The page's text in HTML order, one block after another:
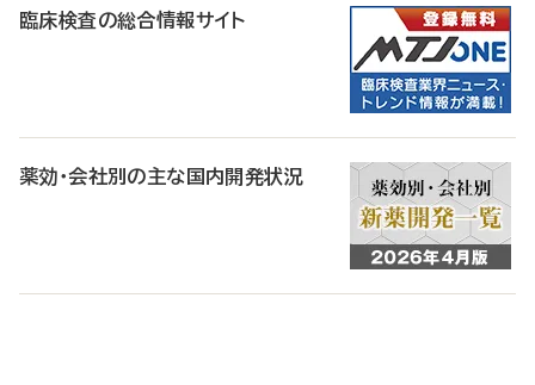
臨床検査の総合情報サイト
薬効・会社別の主な国内開発状況